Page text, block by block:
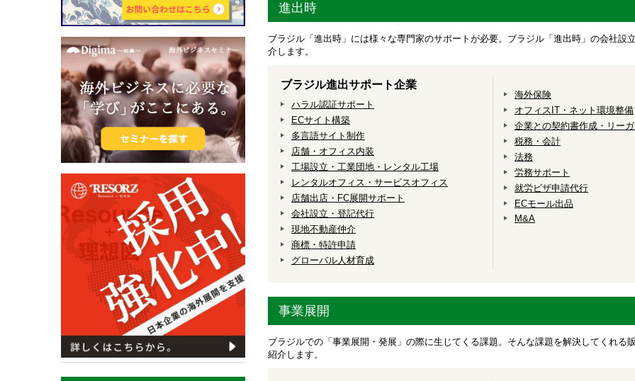
進出時
ブラジル「進出時」には様々な専門家のサポートが必要。ブラジル「進出時」の会社
介します。
ブラジル進出サポート企業
ハラル認証サポート
ECサイト構築
多言語サイト制作
店舗・オフィス内装
工場設立・工業団地・レンタル工場
レンタルオフィス・サービスオフィス
店舗出店・FC展開サポート
会社設立・登記代行
現地不動産仲介
商標・特許申請
グローバル人材育成
海外保険
オフィスIT・ネット環境整備
企業との契約書作成・リー
税務・会計
法務
労務サポート
就労ビザ申請代行
ECモール出品
M&A
事業展開
ブラジルでの「事業展開・発展」の際に生じてくる課題。そんな課題を解決してくれ
紹介します。